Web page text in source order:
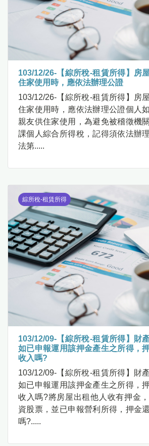
103/12/26-【綜所稅-租賃所得】房
住家使用時，應依法辦理公證
103/12/26-【綜所稅-租賃所得】房
住家使用時，應依法辦理公證個人
親友供住家使用，為避免被稽徵機
課個人綜合所得稅，記得須依法辦
法第.....
綜所稅-租賃所得
103/12/09-【綜所稅-租賃所得】財
如已申報運用該押金產生之所得，
收入嗎?
103/12/09-【綜所稅-租賃所得】財
如已申報運用該押金產生之所得，
收入嗎?將房屋出租他人收有押金
資股票，並已申報營利所得，押金
嗎?.....